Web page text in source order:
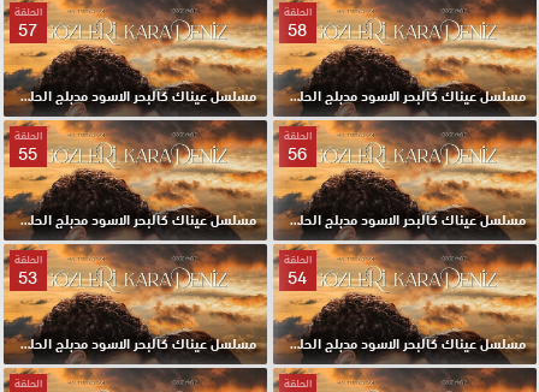
الحلقة
58
مسلسل عيناك كالبحر الاسود مدبلج الحلقة 58 HD
الحلقة
57
مسلسل عيناك كالبحر الاسود مدبلج الحلقة 57 HD
الحلقة
56
مسلسل عيناك كالبحر الاسود مدبلج الحلقة 56 HD
الحلقة
55
مسلسل عيناك كالبحر الاسود مدبلج الحلقة 55 HD
الحلقة
54
مسلسل عيناك كالبحر الاسود مدبلج الحلقة 54 HD
الحلقة
53
مسلسل عيناك كالبحر الاسود مدبلج الحلقة 53 HD
الحلقة الحلقة